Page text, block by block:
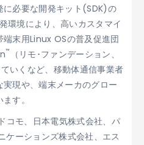
に必要な開発キット(SDK)の
環境により、高いカスタマイ
末用Linux OSの普及促進団
™
（リモ･ファンデーション、
いくなど、移動体通信事業者
現や、端末メーカのグロー
す。
コモ、日本電気株式会社、パ
ケーションズ株式会社、エス